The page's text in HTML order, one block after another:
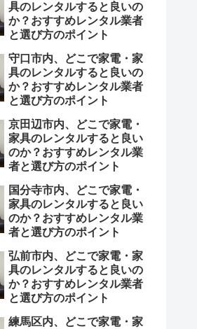
具のレンタルすると良いの
か？おすすめレンタル業者
と選び方のポイント
守口市内、どこで家電・家
具のレンタルすると良いの
か？おすすめレンタル業者
と選び方のポイント
京田辺市内、どこで家電・
家具のレンタルすると良い
のか？おすすめレンタル業
者と選び方のポイント
国分寺市内、どこで家電・
家具のレンタルすると良い
のか？おすすめレンタル業
者と選び方のポイント
弘前市内、どこで家電・家
具のレンタルすると良いの
か？おすすめレンタル業者
と選び方のポイント
練馬区内、どこで家電・家